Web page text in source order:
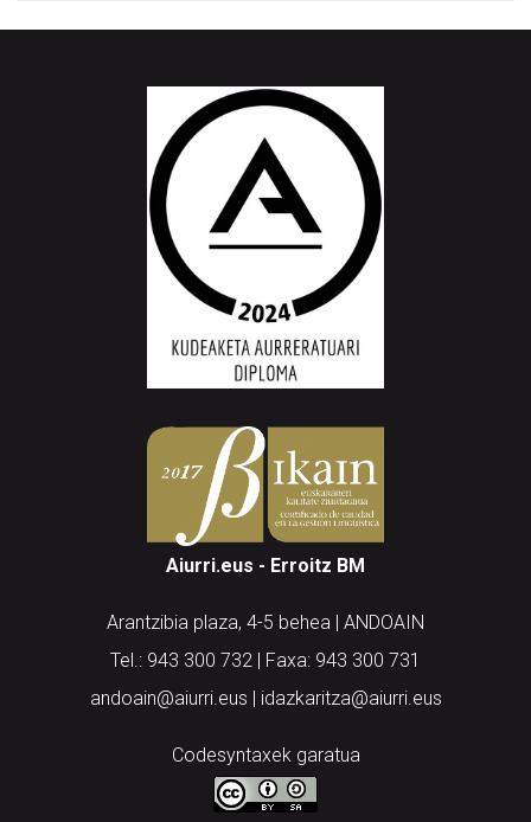
Aiurri.eus - Erroitz BM
Arantzibia plaza, 4-5 behea | ANDOAIN
Tel.: 943 300 732 | Faxa: 943 300 731
andoain@aiurri.eus | idazkaritza@aiurri.eus
Codesyntaxek garatua